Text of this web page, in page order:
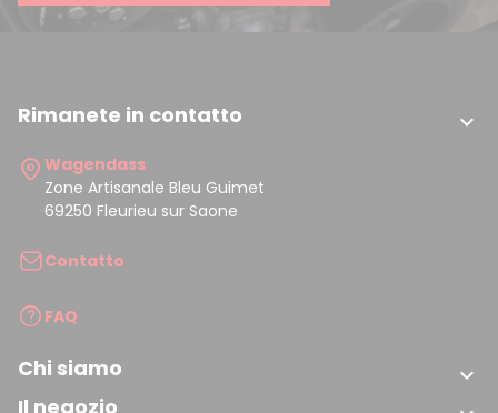
Rimanete in contatto 
Wagendass
Zone Artisanale Bleu Guimet
69250 Fleurieu sur Saone
Contatto
FAQ
Chi siamo 
Il negozio